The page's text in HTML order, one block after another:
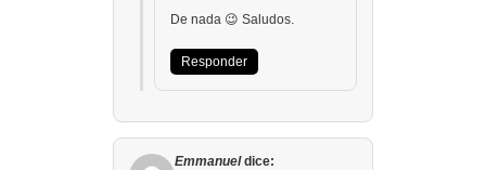
De nada 😉 Saludos.
Responder
Emmanuel dice: